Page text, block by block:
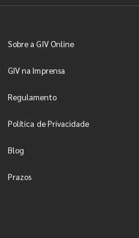
Sobre a GIV Online
GIV na Imprensa
Regulamento
Política de Privacidade
Blog
Prazos